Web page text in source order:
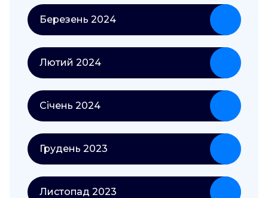
Березень 2024
Лютий 2024
Січень 2024
Грудень 2023
Листопад 2023